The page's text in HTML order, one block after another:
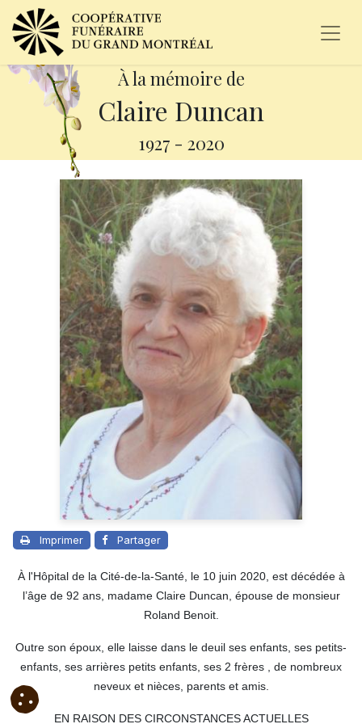
À la mémoire de
Claire Duncan
1927 - 2020
Imprimer Partager
À l'Hôpital de la Cité-de-la-Santé, le 10 juin 2020, est décédée à
l’âge de 92 ans, madame Claire Duncan, épouse de monsieur
Roland Benoit.
Outre son époux, elle laisse dans le deuil ses enfants, ses petits-
enfants, ses arrières petits enfants, ses 2 frères , de nombreux
neveux et nièces, parents et amis.
EN RAISON DES CIRCONSTANCES ACTUELLES